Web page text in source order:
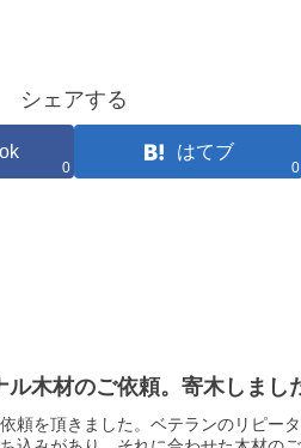
シェアする
0
はてブ
0
ル木材のご依頼。寄木しまし
頼を頂きました。ベテランのリピー